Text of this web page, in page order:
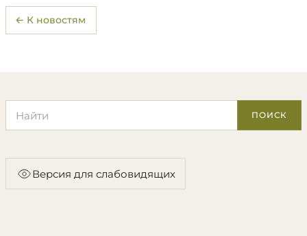
← К новостям
ПОИСК
Версия для слабовидящих